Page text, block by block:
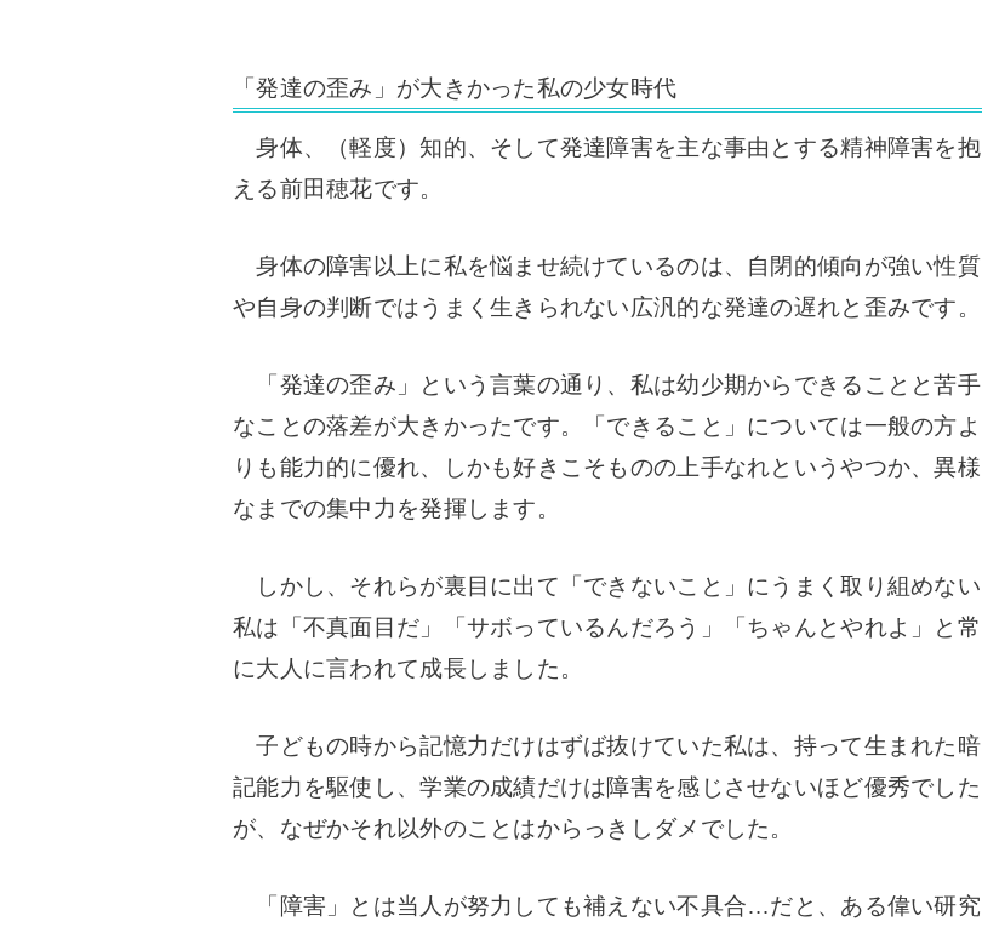
「発達の歪み」が大きかった私の少女時代
身体、（軽度）知的、そして発達障害を主な事由とする精神障害を抱
える前田穂花です。
身体の障害以上に私を悩ませ続けているのは、自閉的傾向が強い性質
や自身の判断ではうまく生きられない広汎的な発達の遅れと歪みです。
「発達の歪み」という言葉の通り、私は幼少期からできることと苦手
なことの落差が大きかったです。「できること」については一般の方よ
りも能力的に優れ、しかも好きこそものの上手なれというやつか、異様
なまでの集中力を発揮します。
しかし、それらが裏目に出て「できないこと」にうまく取り組めない
私は「不真面目だ」「サボっているんだろう」「ちゃんとやれよ」と常
に大人に言われて成長しました。
子どもの時から記憶力だけはずば抜けていた私は、持って生まれた暗
記能力を駆使し、学業の成績だけは障害を感じさせないほど優秀でした
が、なぜかそれ以外のことはからっきしダメでした。
「障害」とは当人が努力しても補えない不具合…だと、ある偉い研究